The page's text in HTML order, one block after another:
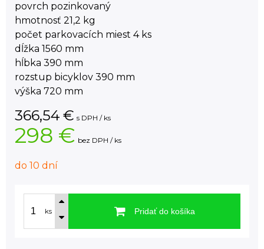
povrch pozinkovaný
hmotnosť 21,2 kg
počet parkovacích miest 4 ks
dĺžka 1560 mm
hĺbka 390 mm
rozstup bicyklov 390 mm
výška 720 mm
366,54 € s DPH / ks
298 € bez DPH / ks
do 10 dní
ks Pridať do košíka